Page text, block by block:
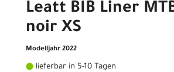
Leatt BIB Liner
noir XS
Modelljahr 2022
lieferbar in 5-10 Tagen